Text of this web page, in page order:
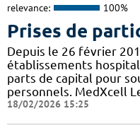
relevance: 100%
Prises de
Depuis le 26 février
établissements
parts de capital pour
personnels. MedXcell
18/02/2026 15:25